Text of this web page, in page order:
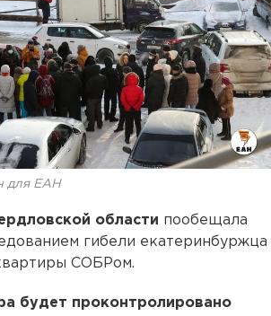
для ЕАН
области пообещала
гибели екатеринбуржца
СОБРом.
будет проконтролировано